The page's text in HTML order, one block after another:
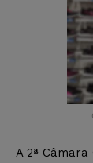
A 2ª